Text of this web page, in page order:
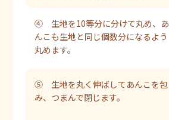
④ 生地を10等分に分けて丸め、あ
んこも生地と同じ個数分になるよう
丸めます。
⑤ 生地を丸く伸ばしてあんこを包
み、つまんで閉じます。